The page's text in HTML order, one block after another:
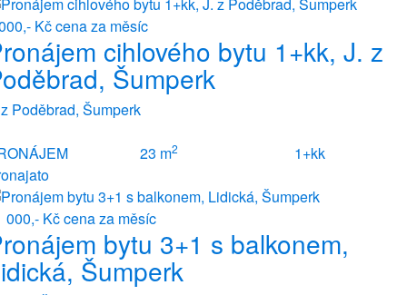
Kčcena za měsíc
cihlového bytu 1+kk, J. z
Šumperk
Poděbrad, Šumperk
23 m2
1+kk
000,- Kčcena za měsíc
bytu 3+1 s balkonem,
Šumperk